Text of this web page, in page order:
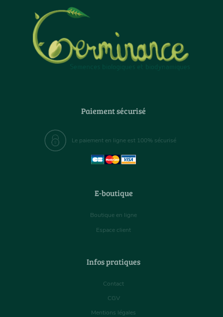
Paiement sécurisé
Le paiement en ligne est 100% sécurisé
E-boutique
Boutique en ligne
Espace client
Infos pratiques
Contact
CGV
Mentions légales